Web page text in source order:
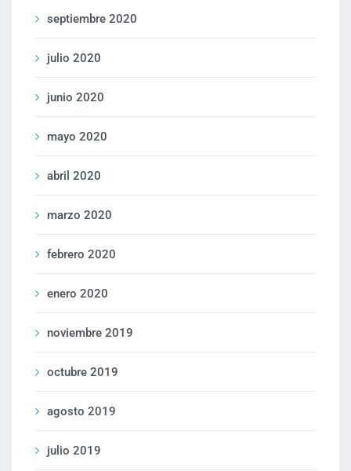
septiembre 2020
julio 2020
junio 2020
mayo 2020
abril 2020
marzo 2020
febrero 2020
enero 2020
noviembre 2019
octubre 2019
agosto 2019
julio 2019